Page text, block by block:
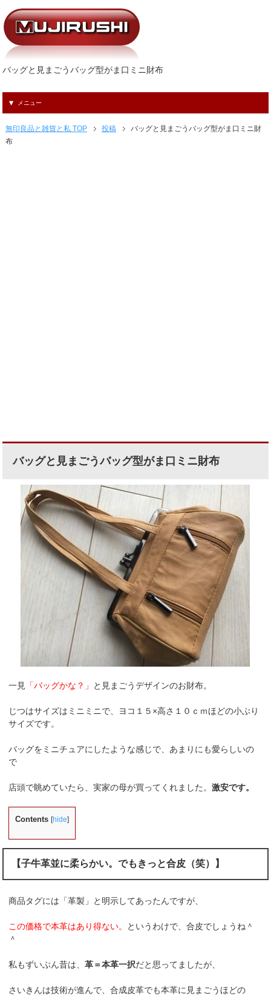
バッグと見まごうバッグ型がま口ミニ財布
メニュー
無印良品と雑貨と私 TOP 投稿
バッグと見まごうバッグ型がま口ミニ財
布
バッグと見まごうバッグ型がま口ミニ財布
一見 「バッグかな？」 と見まごうデザインのお財布。
じつはサイズはミニミニで、ヨコ１５×高さ１０ｃｍほどの小ぶり
サイズです。
バッグをミニチュアにしたような感じで、あまりにも愛らしいの
で
店頭で眺めていたら、実家の母が買ってくれました。激安です。
Contents [hide]
【子牛革並に柔らかい。でもきっと合皮（笑）】
商品タグには「革製」と明示してあったんですが、
この価格で本革はあり得ない。 というわけで、合皮でしょうね＾
＾
私もずいぶん昔は、革＝本革一択だと思ってましたが、
さいきんは技術が進んで、合成皮革でも本革に見まごうほどの